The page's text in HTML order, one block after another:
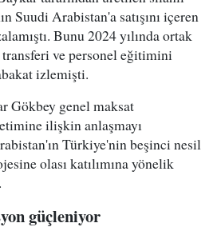
Suudi Arabistan'a satışını içeren
Bunu 2024 yılında ortak
ve personel eğitimini
izlemişti.
Gökbey genel maksat
ilişkin anlaşmayı
Türkiye'nin beşinci nesil
olası katılımına yönelik
güçleniyor